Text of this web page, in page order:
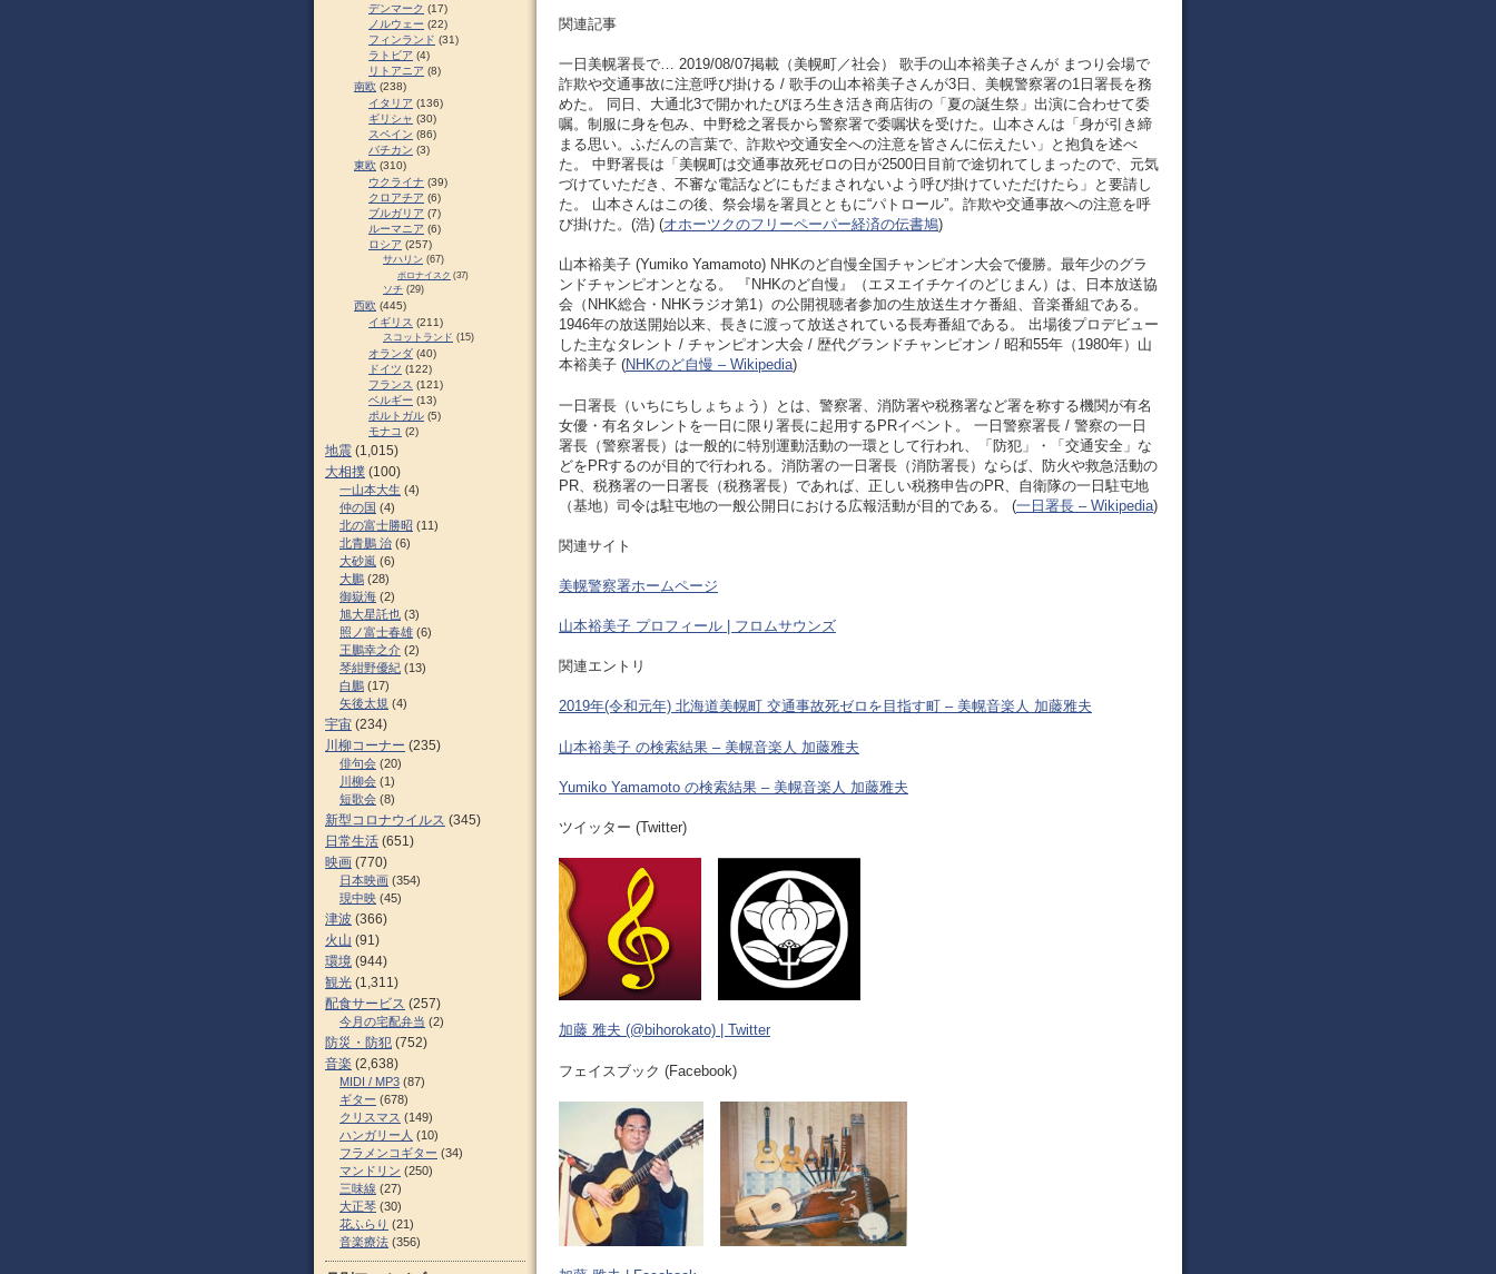
関連記事
一日美幌署長で… 2019/08/07掲載（美幌町／社会） 歌手の山本裕美子さんが まつり会場で
詐欺や交通事故に注意呼び掛ける / 歌手の山本裕美子さんが3日、美幌警察署の1日署長を務
めた。 同日、大通北3で開かれたびほろ生き活き商店街の「夏の誕生祭」出演に合わせて委
嘱。制服に身を包み、中野稔之署長から警察署で委嘱状を受けた。山本さんは「身が引き締
まる思い。ふだんの言葉で、詐欺や交通安全への注意を皆さんに伝えたい」と抱負を述べ
た。 中野署長は「美幌町は交通事故死ゼロの日が2500日目前で途切れてしまったので、元気
づけていただき、不審な電話などにもだまされないよう呼び掛けていただけたら」と要請し
た。 山本さんはこの後、祭会場を署員とともに“パトロール”。詐欺や交通事故への注意を呼
び掛けた。(浩) (オホーツクのフリーペーパー経済の伝書鳩)
山本裕美子 (Yumiko Yamamoto) NHKのど自慢全国チャンピオン大会で優勝。最年少のグラ
ンドチャンピオンとなる。 『NHKのど自慢』（エヌエイチケイのどじまん）は、日本放送協
会（NHK総合・NHKラジオ第1）の公開視聴者参加の生放送生オケ番組、音楽番組である。
1946年の放送開始以来、長きに渡って放送されている長寿番組である。 出場後プロデビュー
した主なタレント / チャンピオン大会 / 歴代グランドチャンピオン / 昭和55年（1980年）山
本裕美子 (NHKのど自慢 – Wikipedia)
一日署長（いちにちしょちょう）とは、警察署、消防署や税務署など署を称する機関が有名
女優・有名タレントを一日に限り署長に起用するPRイベント。 一日警察署長 / 警察の一日
署長（警察署長）は一般的に特別運動活動の一環として行われ、「防犯」・「交通安全」な
どをPRするのが目的で行われる。消防署の一日署長（消防署長）ならば、防火や救急活動の
PR、税務署の一日署長（税務署長）であれば、正しい税務申告のPR、自衛隊の一日駐屯地
（基地）司令は駐屯地の一般公開日における広報活動が目的である。 (一日署長 – Wikipedia)
関連サイト
美幌警察署ホームページ
山本裕美子 プロフィール | フロムサウンズ
関連エントリ
2019年(令和元年) 北海道美幌町 交通事故死ゼロを目指す町 – 美幌音楽人 加藤雅夫
山本裕美子 の検索結果 – 美幌音楽人 加藤雅夫
Yumiko Yamamoto の検索結果 – 美幌音楽人 加藤雅夫
ツイッター (Twitter)
加藤 雅夫 (@bihorokato) | Twitter
フェイスブック (Facebook)
デンマーク (17)
ノルウェー (22)
フィンランド (31)
ラトビア (4)
リトアニア (8)
南欧 (238)
イタリア (136)
ギリシャ (30)
スペイン (86)
バチカン (3)
東欧 (310)
ウクライナ (39)
クロアチア (6)
ブルガリア (7)
ルーマニア (6)
ロシア (257)
サハリン (67)
ポロナイスク (37)
ソチ (29)
西欧 (445)
イギリス (211)
スコットランド (15)
オランダ (40)
ドイツ (122)
フランス (121)
ベルギー (13)
ポルトガル (5)
モナコ (2)
地震 (1,015)
大相撲 (100)
一山本大生 (4)
仲の国 (4)
北の富士勝昭 (11)
北青鵬 治 (6)
大砂嵐 (6)
大鵬 (28)
御嶽海 (2)
旭大星託也 (3)
照ノ富士春雄 (6)
王鵬幸之介 (2)
琴紺野優紀 (13)
白鵬 (17)
矢後太規 (4)
宇宙 (234)
川柳コーナー (235)
俳句会 (20)
川柳会 (1)
短歌会 (8)
新型コロナウイルス (345)
日常生活 (651)
映画 (770)
日本映画 (354)
現中映 (45)
津波 (366)
火山 (91)
環境 (944)
観光 (1,311)
配食サービス (257)
今月の宅配弁当 (2)
防災・防犯 (752)
音楽 (2,638)
MIDI / MP3 (87)
ギター (678)
クリスマス (149)
ハンガリー人 (10)
フラメンコギター (34)
マンドリン (250)
三味線 (27)
大正琴 (30)
花ふらり (21)
音楽療法 (356)